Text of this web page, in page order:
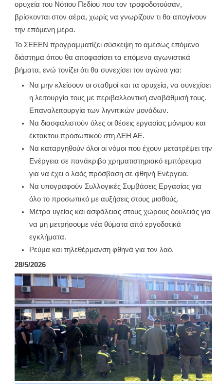
ορυχεία του Νότιου Πεδίου που τον τροφοδοτούσαν,
βρίσκονται στον αέρα, χωρίς να γνωρίζουν τι θα απογίνουν
την επόμενη μέρα.
Το ΣΕΕΕΝ προγραμματίζει σύσκεψη το αμέσως επόμενο
διάστημα όπου θα αποφασίσει τα επόμενα αγωνιστικά
βήματα, ενώ τονίζει ότι θα συνεχίσει τον αγώνα για:
Να μην κλείσουν οι σταθμοί και τα ορυχεία, να συνεχίσει
η λειτουργία τους με περιβαλλοντική αναβάθμισή τους.
Επαναλειτουργία των λιγνιτικών μονάδων.
Να διασφαλιστούν όλες οι θέσεις εργασίας μόνιμου και
έκτακτου προσωπικού στη ΔΕΗ ΑΕ.
Να καταργηθούν όλοι οι νόμοι που έχουν μετατρέψει την
Ενέργεια σε πανάκριβο χρηματιστηριακό εμπόρευμα
για να έχει ο λαός πρόσβαση σε φθηνή Ενέργεια.
Να υπογραφούν Συλλογικές Συμβάσεις Εργασίας για
όλο το προσωπικό με αυξήσεις στους μισθούς.
Μέτρα υγείας και ασφάλειας στους χώρους δουλειάς για
να μη μετρήσουμε νέα θύματα από εργοδοτικά
εγκλήματα.
Ρεύμα και τηλεθέρμανση φθηνά για τον λαό.
28/5/2026